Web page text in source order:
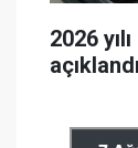
2026
açıklandı